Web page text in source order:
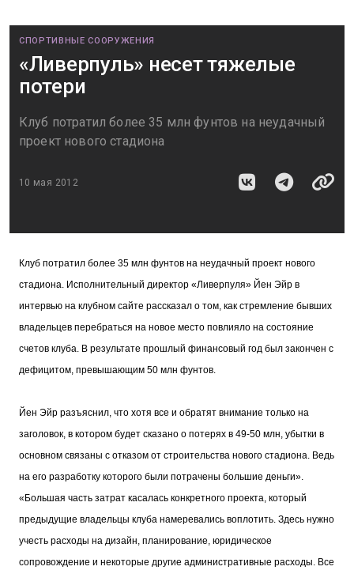
СПОРТИВНЫЕ СООРУЖЕНИЯ
«Ливерпуль» несет тяжелые
потери
Клуб потратил более 35 млн фунтов на неудачный
проект нового стадиона
10 мая 2012
Клуб потратил более 35 млн фунтов на неудачный проект нового
стадиона. Исполнительный директор «Ливерпуля» Йен Эйр в
интервью на клубном сайте рассказал о том, как стремление бывших
владельцев перебраться на новое место повлияло на состояние
счетов клуба. В результате прошлый финансовый год был закончен с
дефицитом, превышающим 50 млн фунтов.
Йен Эйр разъяснил, что хотя все и обратят внимание только на
заголовок, в котором будет сказано о потерях в 49-50 млн, убытки в
основном связаны с отказом от строительства нового стадиона. Ведь
на его разработку которого были потрачены большие деньги».
«Большая часть затрат касалась конкретного проекта, который
предыдущие владельцы клуба намеревались воплотить. Здесь нужно
учесть расходы на дизайн, планирование, юридическое
сопровождение и некоторые другие административные расходы. Все